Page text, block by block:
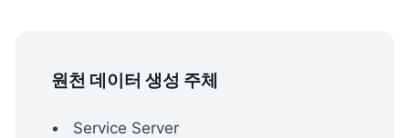
원천 데이터 생성 주체
Service Server